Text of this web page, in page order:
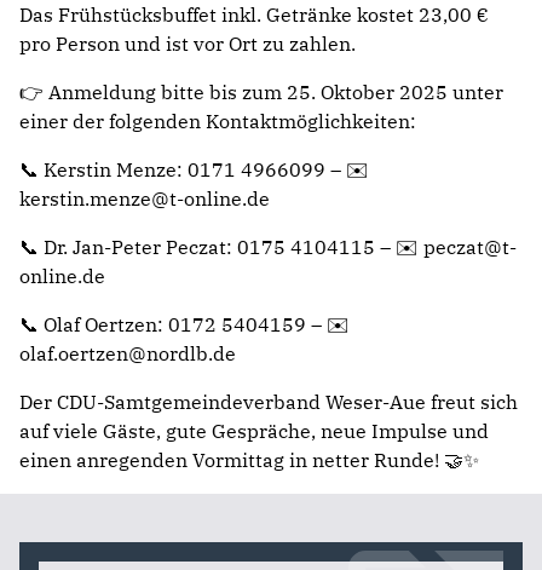
Das Frühstücksbuffet inkl. Getränke kostet 23,00 €
pro Person und ist vor Ort zu zahlen.
👉 Anmeldung bitte bis zum 25. Oktober 2025 unter
einer der folgenden Kontaktmöglichkeiten:
📞 Kerstin Menze: 0171 4966099 – ✉️
kerstin.menze@t-online.de
📞 Dr. Jan-Peter Peczat: 0175 4104115 – ✉️ peczat@t-
online.de
📞 Olaf Oertzen: 0172 5404159 – ✉️
olaf.oertzen@nordlb.de
Der CDU-Samtgemeindeverband Weser-Aue freut sich
auf viele Gäste, gute Gespräche, neue Impulse und
einen anregenden Vormittag in netter Runde! 🤝✨